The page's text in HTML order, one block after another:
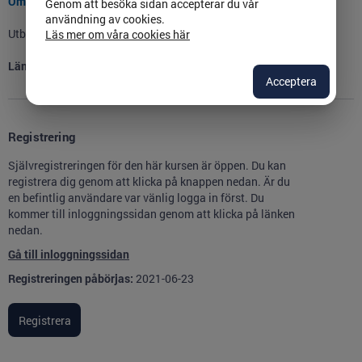
Utbildningen förväntas tas ca 30 minuter.
Längd:
Registrering
Självregistreringen för den här kursen är öppen. Du kan
registrera dig genom att klicka på knappen nedan. Är du
en befintlig användare var vänlig logga in först. Du
kommer till inloggningssidan genom att klicka på länken
nedan.
Gå till inloggningssidan
Registreringen påbörjas: 2021-06-23
Genom att besöka sidan accepterar du vår
användning av cookies.
Läs mer om våra cookies här
Acceptera